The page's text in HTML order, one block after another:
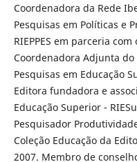
Coordenadora da Rede
Pesquisas em Políticas e
RIEPPES em parceria com
Coordenadora Adjunta
Pesquisas em Educação
Editora fundadora e
Educação Superior -
Pesquisador
Coleção Educação da
2007. Membro de